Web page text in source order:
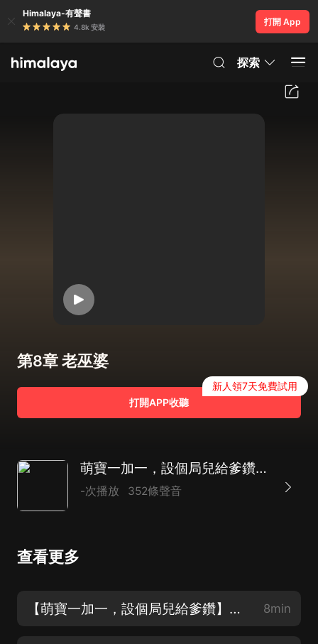
Himalaya-有聲書
4.8k 安裝
打開 App
探索
第8章 老巫婆
打開APP收聽
新人領7天免費試用
萌寶一加一，設個局兒給爹鑽|都市生活|萌寶|AI多播
-次播放 352條聲音
查看更多
【萌寶一加一，設個局兒給爹鑽】第1章 他是從哪兒來 8min